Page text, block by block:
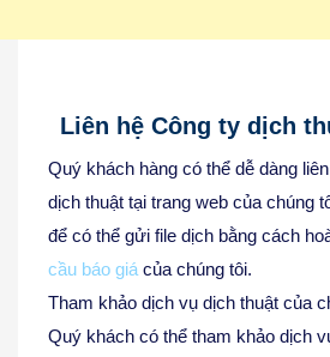
Liên hệ Công ty dịch
Quý khách hàng có thể dễ dàng
dịch thuật tại trang web của chúng
để có thể gửi file dịch bằng cách
cầu báo giá của chúng tôi.
Tham khảo dịch vụ dịch thuật của
Quý khách có thể tham khảo dịch